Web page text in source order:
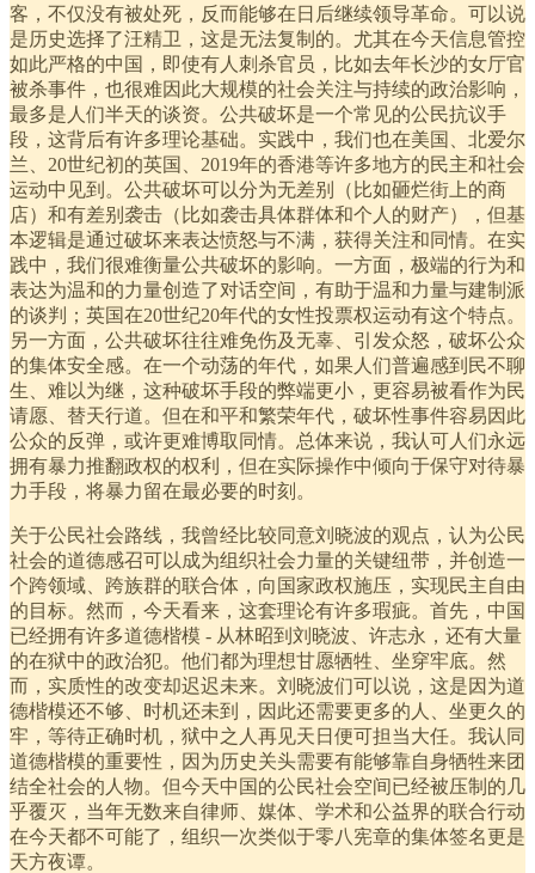
客，不仅没有被处死，反而能够在日后继续领导革命。可以说
是历史选择了汪精卫，这是无法复制的。尤其在今天信息管控
如此严格的中国，即使有人刺杀官员，比如去年长沙的女厅官
被杀事件，也很难因此大规模的社会关注与持续的政治影响，
最多是人们半天的谈资。公共破坏是一个常见的公民抗议手
段，这背后有许多理论基础。实践中，我们也在美国、北爱尔
兰、20世纪初的英国、2019年的香港等许多地方的民主和社会
运动中见到。公共破坏可以分为无差别（比如砸烂街上的商
店）和有差别袭击（比如袭击具体群体和个人的财产），但基
本逻辑是通过破坏来表达愤怒与不满，获得关注和同情。在实
践中，我们很难衡量公共破坏的影响。一方面，极端的行为和
表达为温和的力量创造了对话空间，有助于温和力量与建制派
的谈判；英国在20世纪20年代的女性投票权运动有这个特点。
另一方面，公共破坏往往难免伤及无辜、引发众怒，破坏公众
的集体安全感。在一个动荡的年代，如果人们普遍感到民不聊
生、难以为继，这种破坏手段的弊端更小，更容易被看作为民
请愿、替天行道。但在和平和繁荣年代，破坏性事件容易因此
公众的反弹，或许更难博取同情。总体来说，我认可人们永远
拥有暴力推翻政权的权利，但在实际操作中倾向于保守对待暴
力手段，将暴力留在最必要的时刻。
关于公民社会路线，我曾经比较同意刘晓波的观点，认为公民
社会的道德感召可以成为组织社会力量的关键纽带，并创造一
个跨领域、跨族群的联合体，向国家政权施压，实现民主自由
的目标。然而，今天看来，这套理论有许多瑕疵。首先，中国
已经拥有许多道德楷模 - 从林昭到刘晓波、许志永，还有大量
的在狱中的政治犯。他们都为理想甘愿牺牲、坐穿牢底。然
而，实质性的改变却迟迟未来。刘晓波们可以说，这是因为道
德楷模还不够、时机还未到，因此还需要更多的人、坐更久的
牢，等待正确时机，狱中之人再见天日便可担当大任。我认同
道德楷模的重要性，因为历史关头需要有能够靠自身牺牲来团
结全社会的人物。但今天中国的公民社会空间已经被压制的几
乎覆灭，当年无数来自律师、媒体、学术和公益界的联合行动
在今天都不可能了，组织一次类似于零八宪章的集体签名更是
天方夜谭。